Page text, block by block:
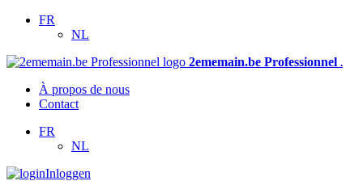
FR
NL
2ememain.be Professionnel .
À propos de nous
Contact
FR
NL
Inloggen